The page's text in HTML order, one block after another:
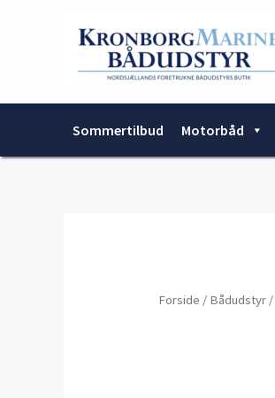
Sommertilbud Motorbåd
Forside / Bådudstyr/